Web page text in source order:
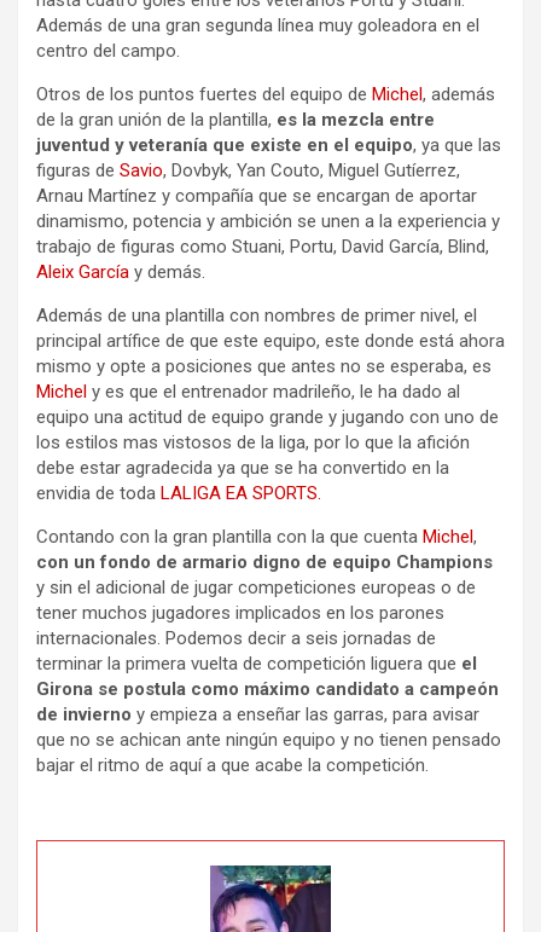
Además de una gran segunda línea muy goleadora en el
centro del campo.
Otros de los puntos fuertes del equipo de Michel, además
de la gran unión de la plantilla, es la mezcla entre
juventud y veteranía que existe en el equipo, ya que las
figuras de Savio, Dovbyk, Yan Couto, Miguel Gutíerrez,
Arnau Martínez y compañía que se encargan de aportar
dinamismo, potencia y ambición se unen a la experiencia y
trabajo de figuras como Stuani, Portu, David García, Blind,
Aleix García y demás.
Además de una plantilla con nombres de primer nivel, el
principal artífice de que este equipo, este donde está ahora
mismo y opte a posiciones que antes no se esperaba, es
Michel y es que el entrenador madrileño, le ha dado al
equipo una actitud de equipo grande y jugando con uno de
los estilos mas vistosos de la liga, por lo que la afición
debe estar agradecida ya que se ha convertido en la
envidia de toda LALIGA EA SPORTS.
Contando con la gran plantilla con la que cuenta Michel,
con un fondo de armario digno de equipo Champions
y sin el adicional de jugar competiciones europeas o de
tener muchos jugadores implicados en los parones
internacionales. Podemos decir a seis jornadas de
terminar la primera vuelta de competición liguera que el
Girona se postula como máximo candidato a campeón
de invierno y empieza a enseñar las garras, para avisar
que no se achican ante ningún equipo y no tienen pensado
bajar el ritmo de aquí a que acabe la competición.